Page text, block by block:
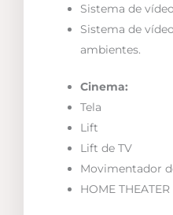
Sistema de vídeo
Sistema de
ambientes.
Cinema:
Tela
Lift
Lift de TV
Movimentador
HOME THEATER